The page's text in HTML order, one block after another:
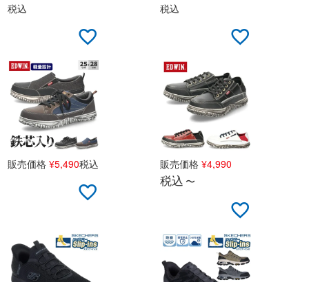
税込
税込
販売価格 ¥5,490税込 販売価格 ¥4,990
税込 〜